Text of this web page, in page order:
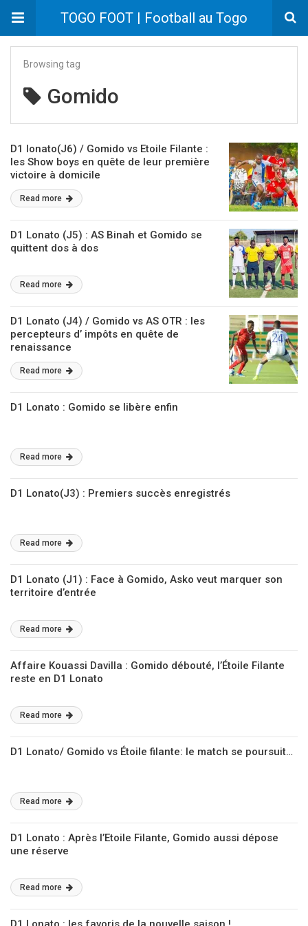
TOGO FOOT | Football au Togo
Browsing tag
Gomido
D1 lonato(J6) / Gomido vs Etoile Filante :
les Show boys en quête de leur première
victoire à domicile
Read more
D1 Lonato (J5) : AS Binah et Gomido se
quittent dos à dos
Read more
D1 Lonato (J4) / Gomido vs AS OTR : les
percepteurs d’ impôts en quête de
renaissance
Read more
D1 Lonato : Gomido se libère enfin
Read more
D1 Lonato(J3) : Premiers succès enregistrés
Read more
D1 Lonato (J1) : Face à Gomido, Asko veut marquer son
territoire d’entrée
Read more
Affaire Kouassi Davilla : Gomido débouté, l’Étoile Filante
reste en D1 Lonato
Read more
D1 Lonato/ Gomido vs Étoile filante: le match se poursuit…
Read more
D1 Lonato : Après l’Etoile Filante, Gomido aussi dépose
une réserve
Read more